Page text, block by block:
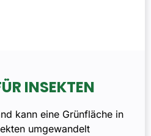
INSEKTEN
kann eine Grünfläche in
umgewandelt